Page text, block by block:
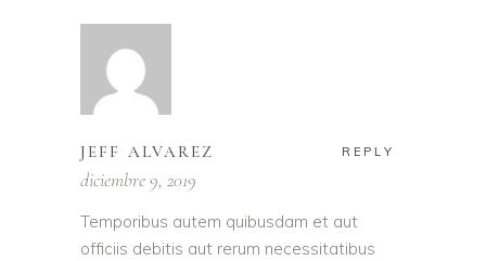
JEFF ALVAREZ REPLY
diciembre 9, 2019
Temporibus autem quibusdam et aut
officiis debitis aut rerum necessitatibus